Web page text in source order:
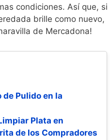
condiciones. Así que, si
brille como nuevo,
de Mercadona!
de Pulido en la
Plata en
de los Compradores